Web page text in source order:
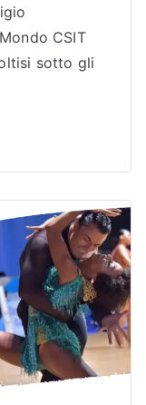
CSIT
sotto gli